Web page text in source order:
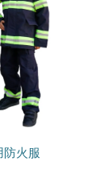
火服